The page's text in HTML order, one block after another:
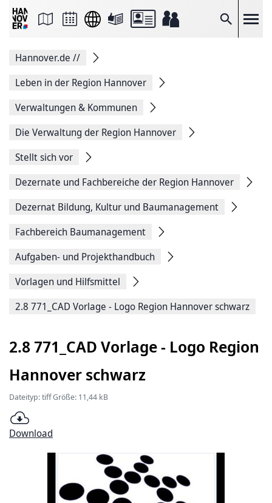
Suche
Seite
Facebook
teilen
Seitenlink
Seite
Hannover.de //
Leben in der Region Hannover
Verwaltungen & Kommunen
Die Verwaltung der Region Hannover
Stellt sich vor
Dezernate und Fachbereiche der Region Hannover
Dezernat Bildung, Kultur und Baumanagement
Fachbereich Baumanagement
Aufgaben- und Projekthandbuch
Vorlagen und Hilfsmittel
2.8 771_CAD Vorlage - Logo Region Hannover schwarz
2.8 771_CAD Vorlage - Logo Region
Hannover schwarz
Dateityp: tiff Größe: 11,44 kB
Download